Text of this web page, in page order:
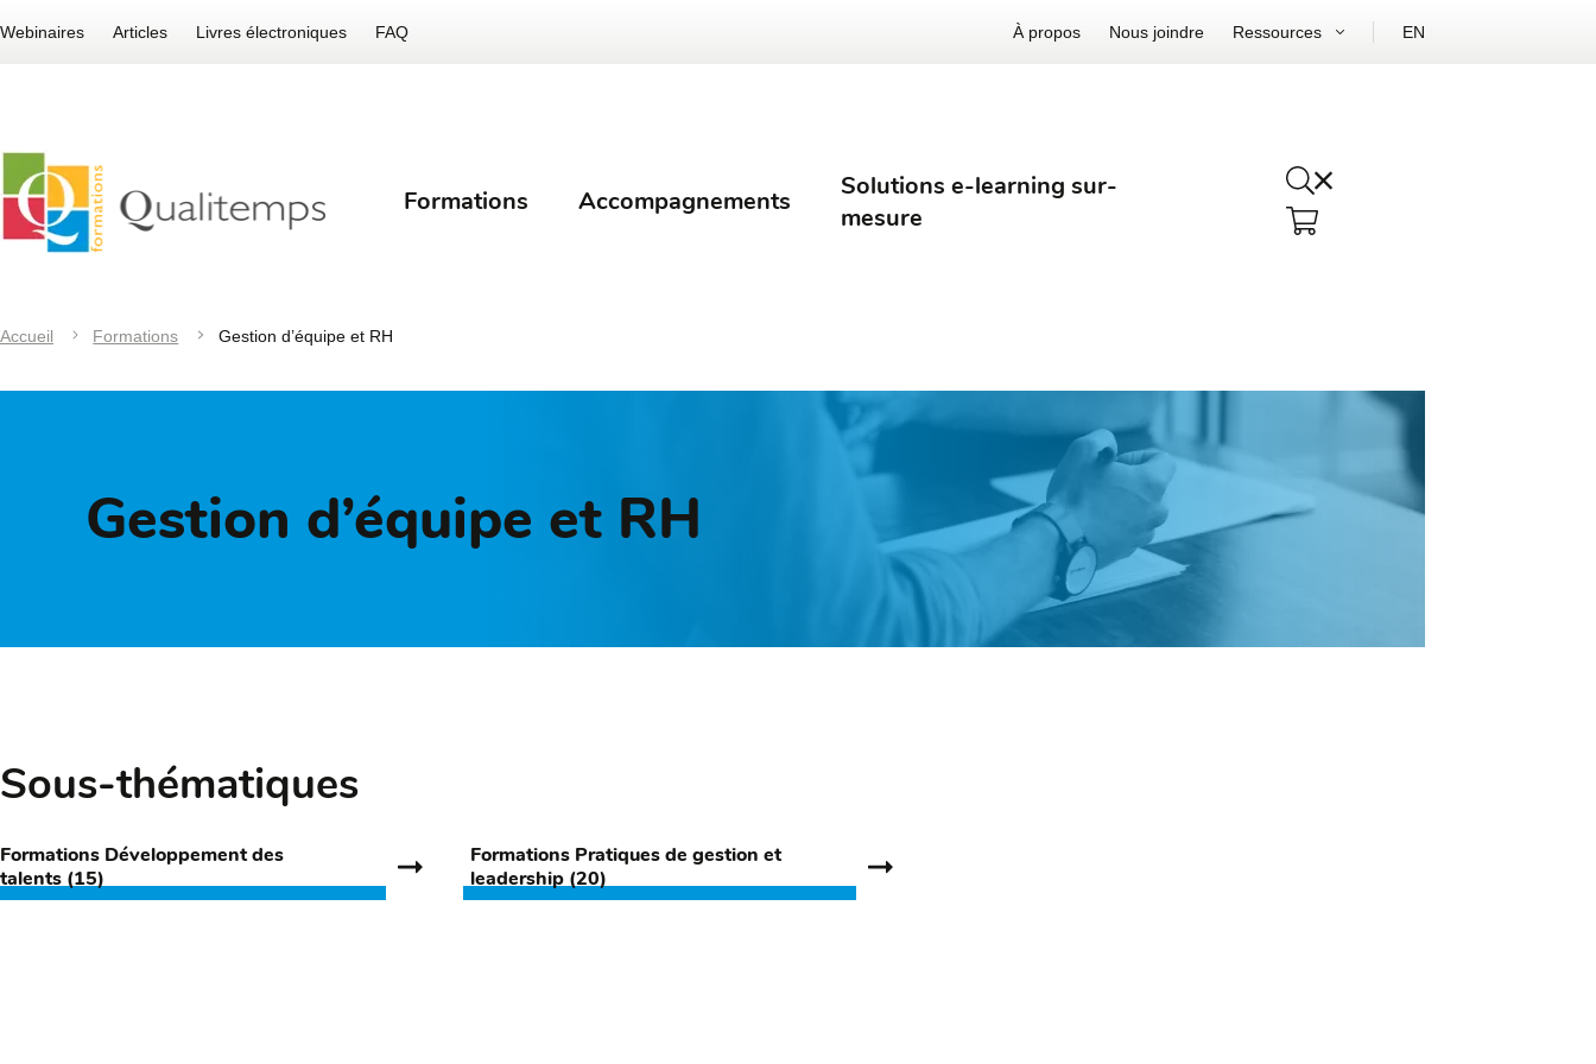
Webinaires Articles Livres électroniques FAQ À propos Nous joindre Ressources EN
Formations Accompagnements
Solutions e-learning sur-
mesure
Accueil Formations Gestion d’équipe et RH
Gestion d’équipe et RH
Sous-thématiques
Formations Développement des
talents (15)
Formations Pratiques de gestion et
leadership (20)